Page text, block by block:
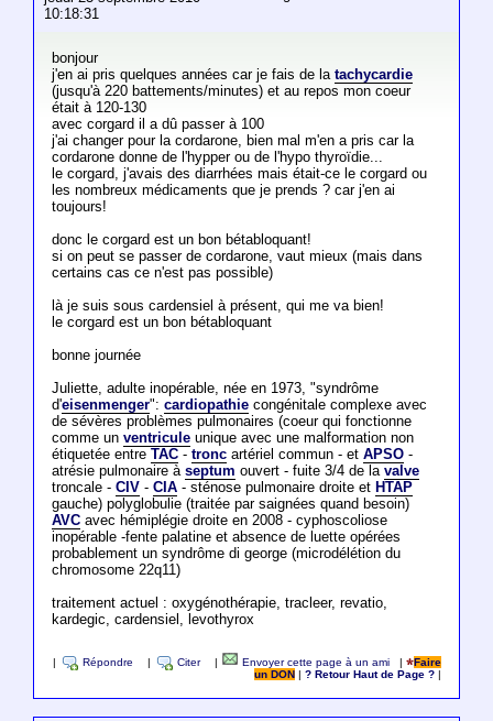
10:18:31
bonjour
j'en ai pris quelques années car je fais de la tachycardie
(jusqu'à 220 battements/minutes) et au repos mon coeur
était à 120-130
avec corgard il a dû passer à 100
j'ai changer pour la cordarone, bien mal m'en a pris car la
cordarone donne de l'hypper ou de l'hypo thyroïdie...
le corgard, j'avais des diarrhées mais était-ce le corgard ou
les nombreux médicaments que je prends ? car j'en ai
toujours!
donc le corgard est un bon bétabloquant!
si on peut se passer de cordarone, vaut mieux (mais dans
certains cas ce n'est pas possible)
là je suis sous cardensiel à présent, qui me va bien!
le corgard est un bon bétabloquant
bonne journée
Juliette, adulte inopérable, née en 1973, "syndrôme
d'eisenmenger": cardiopathiecongénitale complexe avec
de sévères problèmes pulmonaires (coeur qui fonctionne
comme un ventriculeunique avec une malformation non
étiquetée entre TAC- troncartériel commun - et APSO-
atrésie pulmonaire à septum ouvert - fuite 3/4 de la valve
troncale - CIV- CIA- sténose pulmonaire droite et HTAP
gauche) polyglobulie (traitée par saignées quand besoin)
AVCavec hémiplégie droite en 2008 - cyphoscoliose
inopérable -fente palatine et absence de luette opérées
probablement un syndrôme di george (microdélétion du
chromosome 22q11)
traitement actuel : oxygénothérapie, tracleer, revatio,
kardegic, cardensiel, levothyrox
Répondre Citer Envoyer cette page à un ami |
Faire
un DON
|? Retour Haut de Page ?